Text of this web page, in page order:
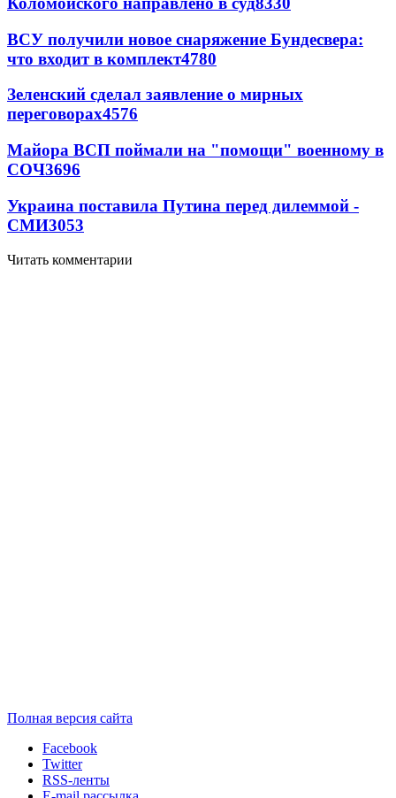
ВСУ получили новое снаряжение Бундесвера:
что входит в комплект4780
Зеленский сделал заявление о мирных
переговорах4576
Майора ВСП поймали на "помощи" военному в
СОЧ3696
Украина поставила Путина перед дилеммой -
СМИ3053
Читать комментарии
Полная версия сайта
Facebook
Twitter
RSS-ленты